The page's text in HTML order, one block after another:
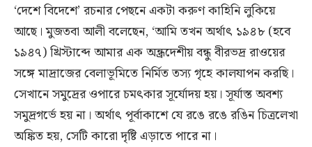
‘দেশে বিদেশে’ রচনার পেছনে একটা করুণ কাহিনি লুকিয়ে
আছে। মুজতবা আলী বলেছেন, ‘আমি তখন অর্থাৎ ১৯৪৮ (হবে
১৯৪৭) খ্রিস্টাব্দে আমার এক অন্ধ্রদেশীয় বন্ধু বীরভদ্র রাওয়ের
সঙ্গে মাদ্রাজের বেলাভূমিতে নির্মিত তস্য গৃহে কালযাপন করছি।
সেখানে সমুদ্রের ওপারে চমৎকার সূর্যোদয় হয়। সূর্যাস্ত অবশ্য
সমুদ্রগর্ভে হয় না। অর্থাৎ পূর্বাকাশে যে রঙে রঙে রঙিন চিত্রলেখা
অঙ্কিত হয়, সেটি কারো দৃষ্টি এড়াতে পারে না।